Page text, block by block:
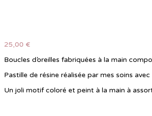
25,00 €
Boucles d’oreilles fabriquées à la main
Pastille de résine réalisée par mes soins
Un joli motif coloré et peint à la main à